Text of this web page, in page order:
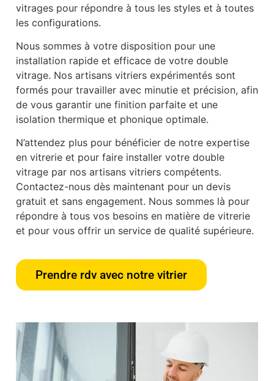
vitrages pour répondre à tous les styles et à toutes
les configurations.
Nous sommes à votre disposition pour une
installation rapide et efficace de votre double
vitrage. Nos artisans vitriers expérimentés sont
formés pour travailler avec minutie et précision, afin
de vous garantir une finition parfaite et une
isolation thermique et phonique optimale.
N’attendez plus pour bénéficier de notre expertise
en vitrerie et pour faire installer votre double
vitrage par nos artisans vitriers compétents.
Contactez-nous dès maintenant pour un devis
gratuit et sans engagement. Nous sommes là pour
répondre à tous vos besoins en matière de vitrerie
et pour vous offrir un service de qualité supérieure.
Prendre rdv avec notre vitrier